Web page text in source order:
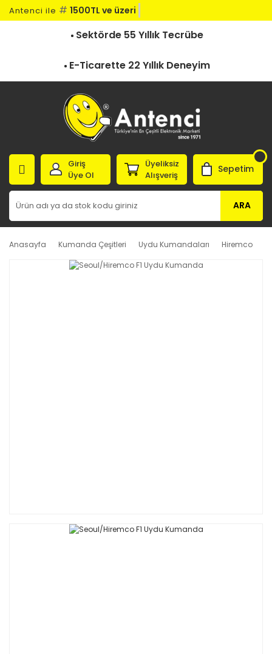
Antenci ile # 1500TL ve üzeri ka
Sektörde 55 Yıllık Tecrübe
E-Ticarette 22 Yıllık Deneyim
ARA
Giriş
Üye Ol
Üyeliksiz
Alışveriş
Sepetim
Anasayfa Kumanda Çeşitleri Uydu Kumandaları Hiremco